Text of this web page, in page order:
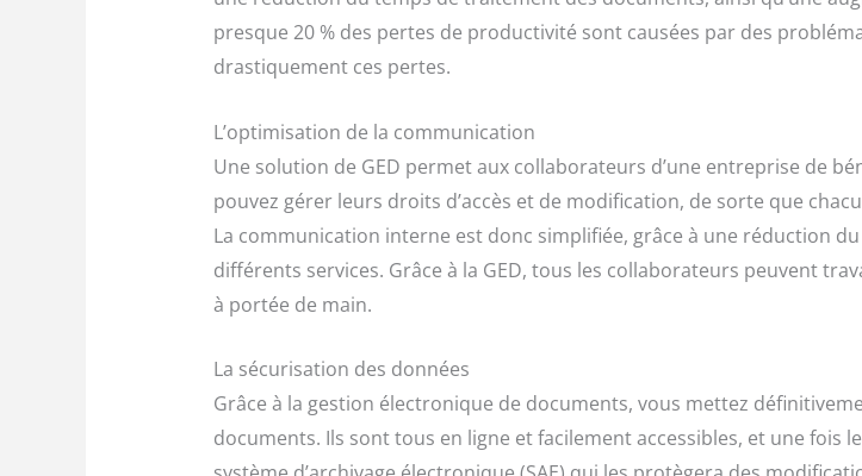
presque 20 % des pertes de productivité sont causées par des
drastiquement ces pertes.
L’optimisation de la communication
Une solution de GED permet aux collaborateurs d’une entreprise de
pouvez gérer leurs droits d’accès et de modification, de sorte que
La communication interne est donc simplifiée, grâce à une réduction
différents services. Grâce à la GED, tous les collaborateurs peuvent
à portée de main.
La sécurisation des données
Grâce à la gestion électronique de documents, vous mettez
documents. Ils sont tous en ligne et facilement accessibles, et une fois